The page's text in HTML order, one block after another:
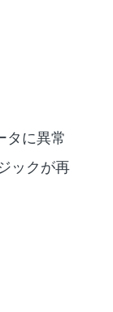
タに異常
ックが再